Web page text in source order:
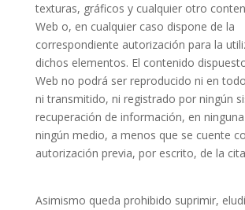
texturas, gráficos y cualquier otro
Web o, en cualquier caso dispone de la
correspondiente autorización para la
dichos elementos. El contenido
Web no podrá ser reproducido ni en
ni transmitido, ni registrado por ningún
recuperación de información, en
ningún medio, a menos que se cuente
autorización previa, por escrito, de la
Asimismo queda prohibido suprimir,